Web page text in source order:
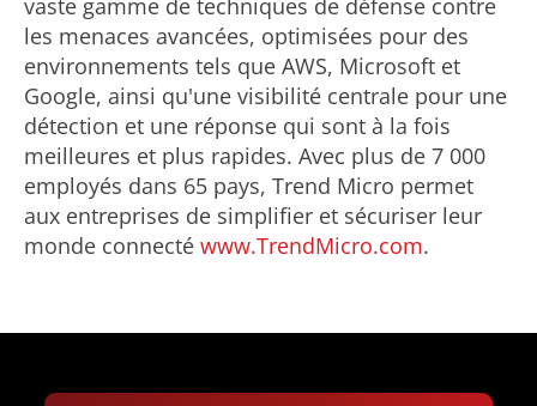
vaste gamme de techniques de défense contre
les menaces avancées, optimisées pour des
environnements tels que AWS, Microsoft et
Google, ainsi qu'une visibilité centrale pour une
détection et une réponse qui sont à la fois
meilleures et plus rapides. Avec plus de 7 000
employés dans 65 pays, Trend Micro permet
aux entreprises de simplifier et sécuriser leur
monde connecté www.TrendMicro.com.